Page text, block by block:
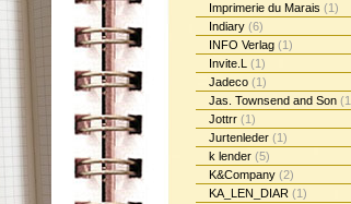
Imprimerie du Marais (1)
Indiary (6)
INFO Verlag (1)
Invite.L (1)
Jadeco (1)
Jas. Townsend and Son
Jottrr (1)
Jurtenleder (1)
k lender (5)
K&Company (2)
KA_LEN_DIAR (1)